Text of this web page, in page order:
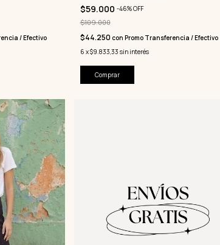
/ Efectivo
$59.000 -46%OFF
$109.000
$44.250 con Promo Transferencia / Efectivo
6 x$9.833,33 sin interés
Comprar